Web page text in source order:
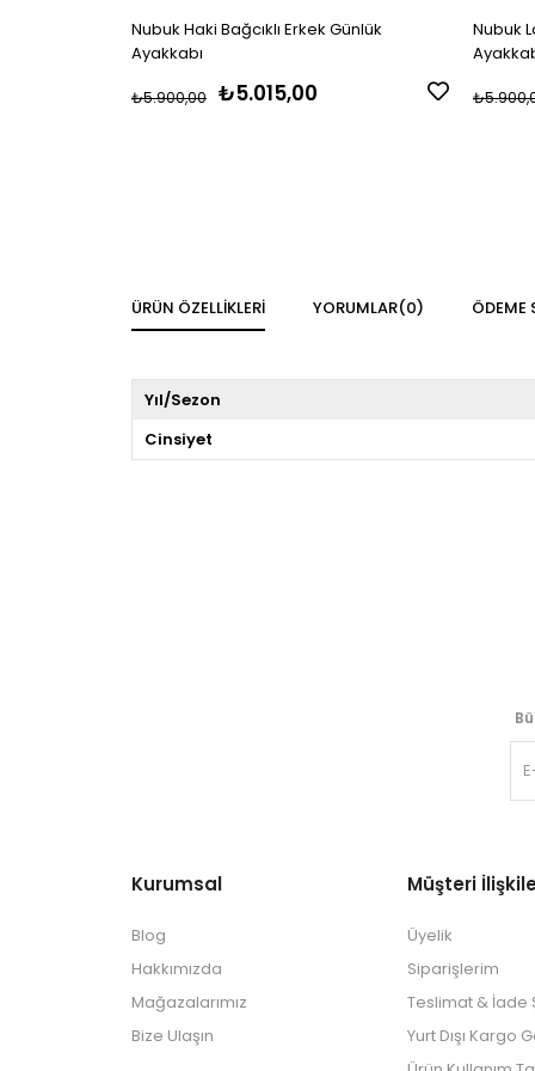
Nubuk Haki Bağcıklı Erkek Günlük
Ayakkabı
₺5.015,00
₺5.900,00
Nubuk
ÜRÜN ÖZELLIKLERI YORUMLAR(0) ÖDEME
Yıl/Sezon
Cinsiyet
Kurumsal
Blog
Hakkımızda
Mağazalarımız
Bize Ulaşın
Müşteri
Üyelik
Siparişlerim
Teslimat & İade
Yurt Dışı Kargo